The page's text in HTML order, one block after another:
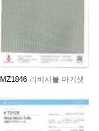
MZ1846 리버시블 마키셋